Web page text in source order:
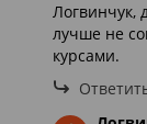
Логвинчук,
лучше не
курсами.